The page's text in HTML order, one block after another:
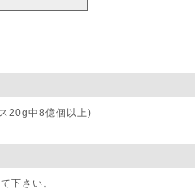
20g中8億個以上)
下さい。